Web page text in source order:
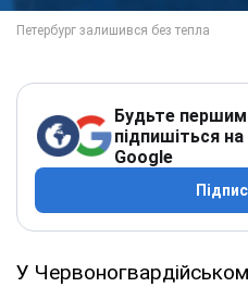
Будьте
підпишіться
Google
У